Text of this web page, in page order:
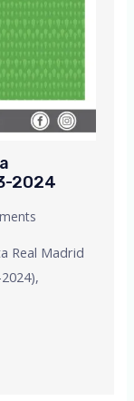
2024
Real Madrid